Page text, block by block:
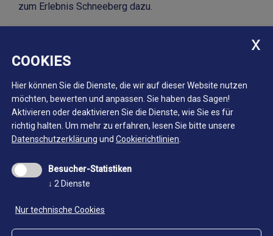
zum Erlebnis Schneeberg dazu.
Zur Website der Schutzhütte Schneeberg
COOKIES
Hier können Sie die Dienste, die wir auf dieser Website nutzen
möchten, bewerten und anpassen. Sie haben das Sagen!
Aktivieren oder deaktivieren Sie die Dienste, wie Sie es für
richtig halten. Um mehr zu erfahren, lesen Sie bitte unsere
Datenschutzerklärung und Cookierichtlinien
Besucher-Statistiken
↓ 2 Dienste
Nur technische Cookies